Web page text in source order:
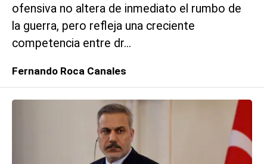
ofensiva no altera de inmediato el rumbo de
la guerra, pero refleja una creciente
competencia entre dr...
Fernando Roca Canales